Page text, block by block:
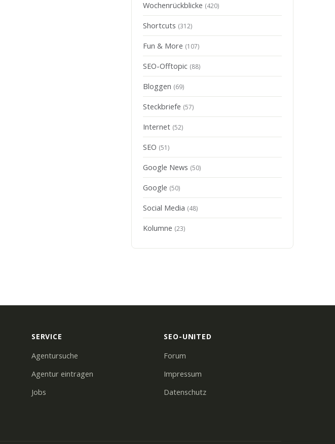
Wochenrückblicke (420)
Shortcuts (312)
Fun & More (107)
SEO-Offtopic (88)
Bloggen (69)
Steckbriefe (57)
Internet (52)
SEO (51)
Google News (50)
Google (50)
Social Media (48)
Kolumne (23)
SERVICE
Agentursuche
Agentur eintragen
Jobs
SEO-UNITED
Forum
Impressum
Datenschutz